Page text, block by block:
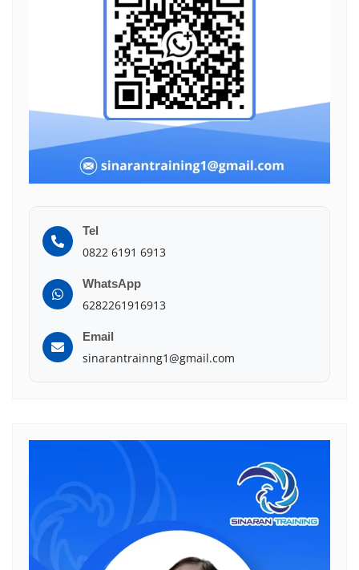
Tel
0822 6191 6913
WhatsApp
6282261916913
Email
sinarantrainng1@gmail.com